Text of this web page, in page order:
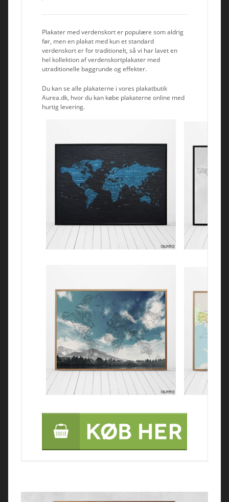
Plakater med verdenskort er populære som aldrig
før, men en plakat med kun et standard
verdenskort er for traditionelt, så vi har lavet en
hel kollektion af verdenskortplakater med
utraditionelle baggrunde og effekter.
Du kan se alle plakaterne i vores plakatbutik
Aurea.dk, hvor du kan købe plakaterne online med
hurtig levering.